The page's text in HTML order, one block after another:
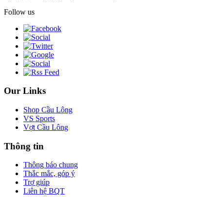
Follow us
Our Links
Shop Cầu Lông
VS Sports
Vợt Cầu Lông
Thông tin
Thông báo chung
Thắc mắc, góp ý
Trợ giúp
Liên hệ BQT